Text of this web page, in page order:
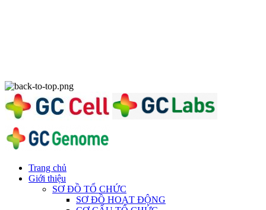
Trang chủ
Giới thiệu
SƠ ĐỒ TỔ CHỨC
SƠ ĐỒ HOẠT ĐỘNG